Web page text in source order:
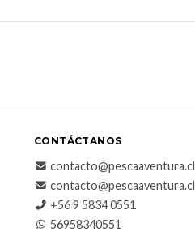
CONTÁCTANOS
contacto@pescaaventura.cl
contacto@pescaaventura.cl
+56 9 5834 0551
56958340551